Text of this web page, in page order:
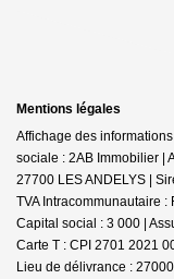
Mentions légales
Affichage des
sociale : 2AB Immobilier |
27700 LES ANDELYS |
TVA Intracommunautaire
Capital social : 3 000 |
Carte T : CPI 2701 2021
Lieu de délivrance :